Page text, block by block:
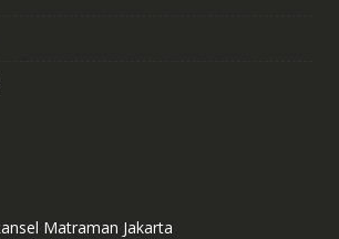
Matraman Jakarta